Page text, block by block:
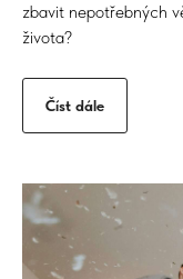
zbavit nepotřebných
života?
Číst dále